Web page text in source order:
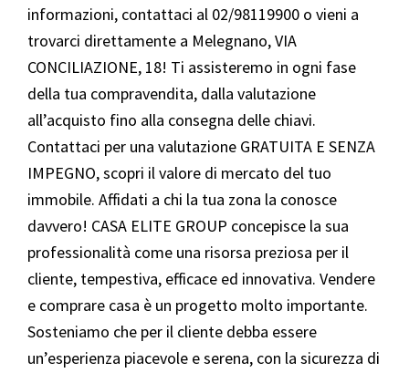
informazioni, contattaci al 02/98119900 o vieni a
trovarci direttamente a Melegnano, VIA
CONCILIAZIONE, 18! Ti assisteremo in ogni fase
della tua compravendita, dalla valutazione
all’acquisto fino alla consegna delle chiavi.
Contattaci per una valutazione GRATUITA E SENZA
IMPEGNO, scopri il valore di mercato del tuo
immobile. Affidati a chi la tua zona la conosce
davvero! CASA ELITE GROUP concepisce la sua
professionalità come una risorsa preziosa per il
cliente, tempestiva, efficace ed innovativa. Vendere
e comprare casa è un progetto molto importante.
Sosteniamo che per il cliente debba essere
un’esperienza piacevole e serena, con la sicurezza di